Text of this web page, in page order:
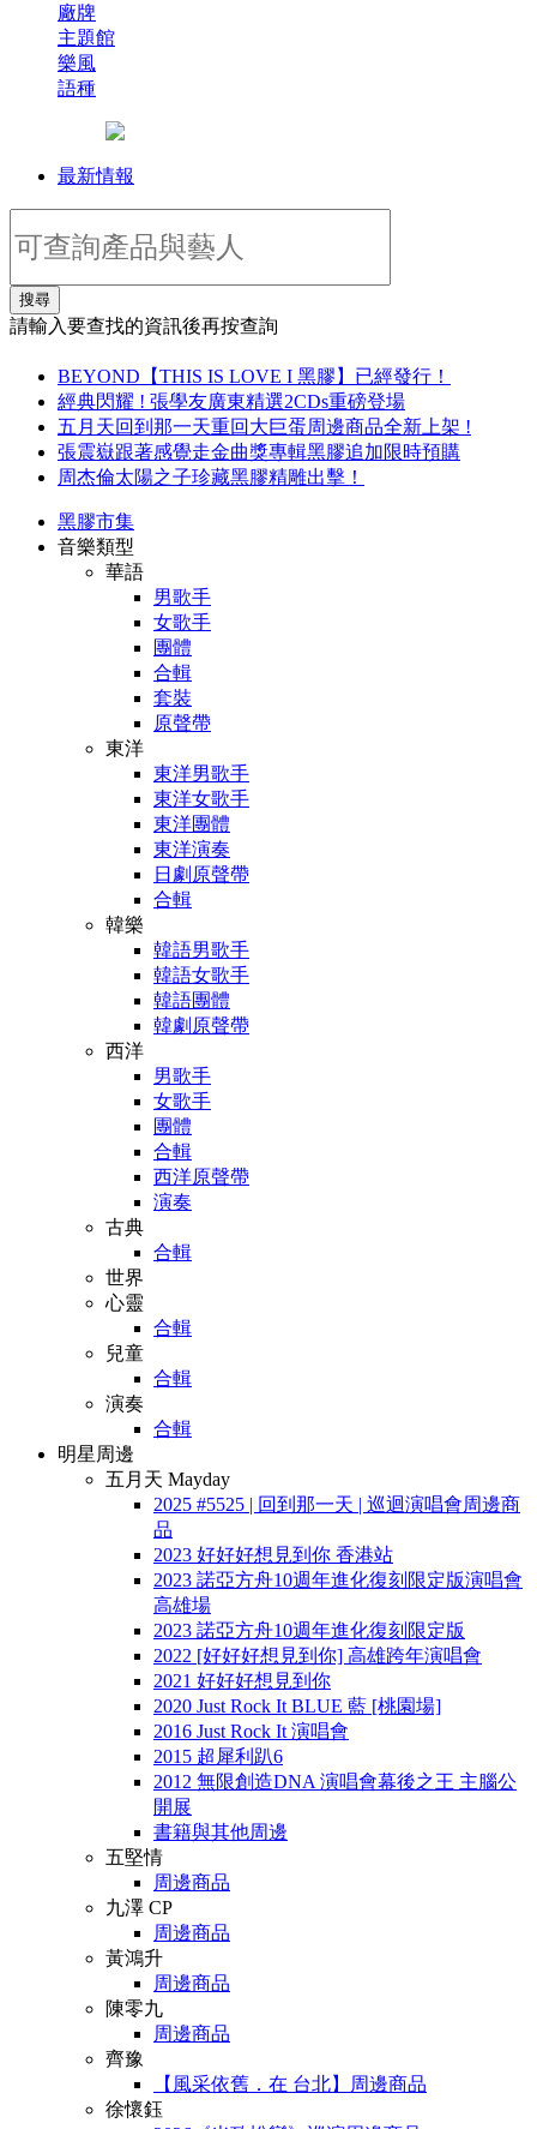
廠牌
主題館
樂風
語種
最新情報
搜尋
請輸入要查找的資訊後再按查詢
BEYOND【THIS IS LOVE I 黑膠】已經發行！
經典閃耀 ! 張學友廣東精選2CDs重磅登場
五月天回到那一天重回大巨蛋周邊商品全新上架 !
張震嶽跟著感覺走金曲獎專輯黑膠追加限時預購
周杰倫太陽之子珍藏黑膠精雕出擊！
黑膠市集
音樂類型
華語
男歌手
女歌手
團體
合輯
套裝
原聲帶
東洋
東洋男歌手
東洋女歌手
東洋團體
東洋演奏
日劇原聲帶
合輯
韓樂
韓語男歌手
韓語女歌手
韓語團體
韓劇原聲帶
西洋
男歌手
女歌手
團體
合輯
西洋原聲帶
演奏
古典
合輯
世界
心靈
合輯
兒童
合輯
演奏
合輯
明星周邊
五月天 Mayday
2025 #5525 | 回到那一天 | 巡迴演唱會周邊商
品
2023 好好好想見到你 香港站
2023 諾亞方舟10週年進化復刻限定版演唱會
高雄場
2023 諾亞方舟10週年進化復刻限定版
2022 [好好好想見到你] 高雄跨年演唱會
2021 好好好想見到你
2020 Just Rock It BLUE 藍 [桃園場]
2016 Just Rock It 演唱會
2015 超犀利趴6
2012 無限創造DNA 演唱會幕後之王 主腦公
開展
書籍與其他周邊
五堅情
周邊商品
九澤 CP
周邊商品
黃鴻升
周邊商品
陳零九
周邊商品
齊豫
【風采依舊．在 台北】周邊商品
徐懷鈺